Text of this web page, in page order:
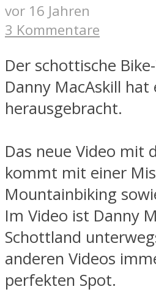
vor 16 Jahren
3 Kommentare
Der schottische
Danny MacAskill hat
herausgebracht.
Das neue Video mit
kommt mit einer
Mountainbiking
Im Video ist Danny
Schottland
anderen Videos
perfekten Spot.